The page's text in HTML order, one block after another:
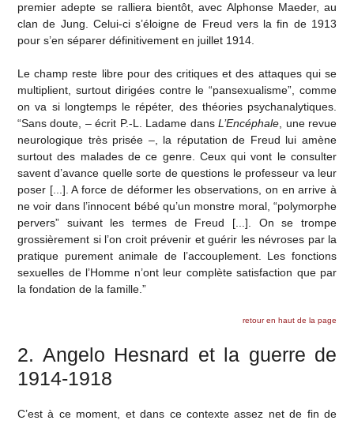
premier adepte se ralliera bientôt, avec Alphonse Maeder, au
clan de Jung. Celui-ci s’éloigne de Freud vers la fin de 1913
pour s’en séparer définitivement en juillet 1914.
Le champ reste libre pour des critiques et des attaques qui se
multiplient, surtout dirigées contre le “pansexualisme”, comme
on va si longtemps le répéter, des théories psychanalytiques.
“Sans doute, – écrit P.-L. Ladame dansL’Encéphale, une revue
neurologique très prisée –, la réputation de Freud lui amène
surtout des malades de ce genre. Ceux qui vont le consulter
savent d’avance quelle sorte de questions le professeur va leur
poser [...]. A force de déformer les observations, on en arrive à
ne voir dans l’innocent bébé qu’un monstre moral, “polymorphe
pervers” suivant les termes de Freud [...]. On se trompe
grossièrement si l’on croit prévenir et guérir les névroses par la
pratique purement animale de l’accouplement. Les fonctions
sexuelles de l’Homme n’ont leur complète satisfaction que par
la fondation de la famille.”
retour en haut de la page
2. Angelo Hesnard et la guerre de
1914-1918
C’est à ce moment, et dans ce contexte assez net de fin de